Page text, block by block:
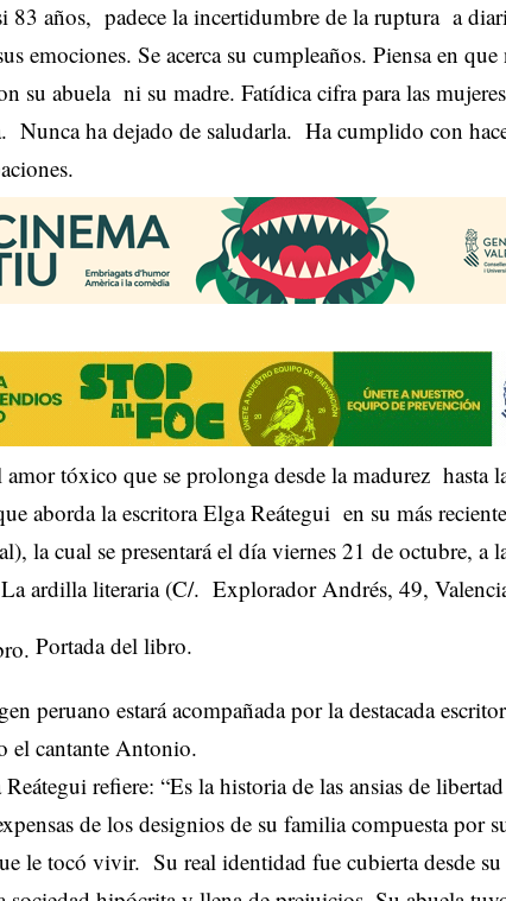
83 años, padece la incertidumbre de la ruptura a
emociones. Se acerca su cumpleaños. Piensa en
su abuela ni su madre. Fatídica cifra para las
Nunca ha dejado de saludarla. Ha cumplido con
tóxico que se prolonga desde la madurez hasta
aborda la escritora Elga Reátegui en su más
la cual se presentará el día viernes 21 de octubre, a
La ardilla literaria (C/. Explorador Andrés, 49,
Portada del libro.
peruano estará acompañada por la destacada
el cantante Antonio.
refiere: “Es la historia de las ansias de
de los designios de su familia compuesta por
le tocó vivir. Su real identidad fue cubierta desde